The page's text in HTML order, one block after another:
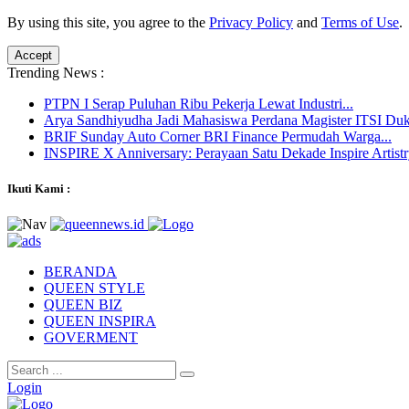
By using this site, you agree to the Privacy Policy and Terms of Use.
Accept
Trending News :
PTPN I Serap Puluhan Ribu Pekerja Lewat Industri...
Arya Sandhiyudha Jadi Mahasiswa Perdana Magister ITSI
BRIF Sunday Auto Corner BRI Finance Permudah Warga...
INSPIRE X Anniversary: Perayaan Satu Dekade Inspire
Ikuti Kami :
BERANDA
QUEEN STYLE
QUEEN BIZ
QUEEN INSPIRA
GOVERMENT
Login